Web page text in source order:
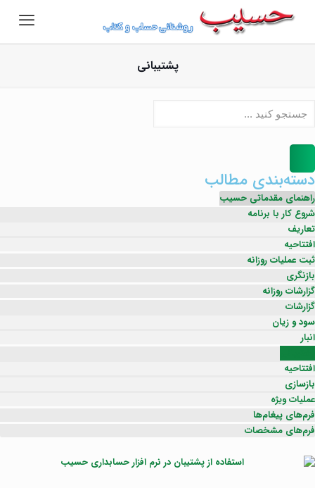
پشتیبانی
دسته‌بندی مطالب
راهنمای مقدماتی حسیب
شروع کار با برنامه
تعاریف
افتتاحیه
ثبت عملیات روزانه
بازنگری
گزارشات روزانه
گزارشات
سود و زیان
انبار
افتتاحیه
بازسازی
عملیات ویژه
فرم‌های پیغام‌ها
فرم‌های مشخصات